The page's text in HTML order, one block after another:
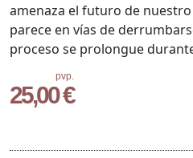
pvp.
25,00 €
amenaza el futuro de
parece en vías de
proceso se prolongue